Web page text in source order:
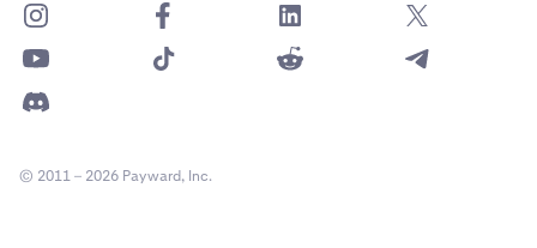
© 2011 – 2026 Payward, Inc.